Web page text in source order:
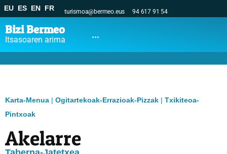
EU ES EN FR turismoa@bermeo.eus 94 617 91 54
Bizi Bermeo
Itsasoaren arima ...
Karta-Menua | Ogitartekoak-Errazioak-Pizzak | Txikiteoa-
Pintxoak
Akelarre